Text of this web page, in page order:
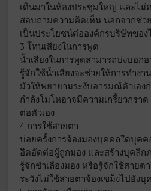
เดินมาในห้องประชุมใหญ่ และไม่
สอบถามความคิดเห็น นอกจากช่
เป็นประโยชน์ต่อองค์กรบริษัทของ
3 โทนเสียงในการพูด
น้ำเสียงในการพูดสามารถบ่งบอก
รู้จักใช้น้ำเสียงจะช่วยให้การทำง
มัวให้พยายามระงับอารมณ์ตัวเอ
กำลังโมโหอาจมีความเกรี้ยวกรา
ต่อตัวเอง
4 การใช้สายตา
บ่อยครั้งการจ้องมองบุคคลใดบุคค
อึดอัดต่อผู้ถูกมอง และสร้างบุคลิก
รู้จักชำเลืองมอง หรือรู้จักใช้สายต
ระวังไม่ใช้สายตาจ้องเขม็งไปยัง